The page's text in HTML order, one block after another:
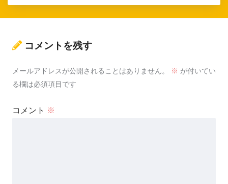
コメントを残す
メールアドレスが公開されることはありません。 ※ が付いてい
る欄は必須項目です
コメント ※